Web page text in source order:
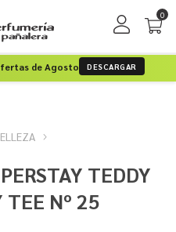
0
de Agosto DESCARGAR
TEDDY
Nº 25